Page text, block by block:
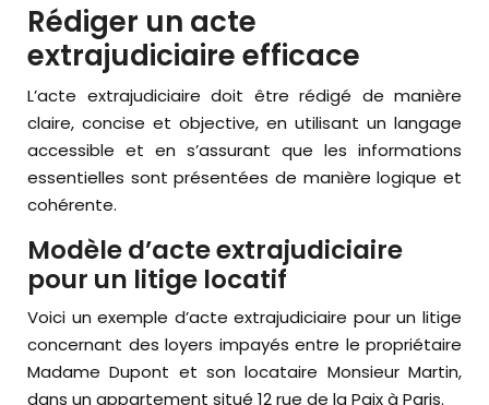
Rédiger un acte
extrajudiciaire efficace
L’acte extrajudiciaire doit être rédigé de manière
claire, concise et objective, en utilisant un langage
accessible et en s’assurant que les informations
essentielles sont présentées de manière logique et
cohérente.
Modèle d’acte extrajudiciaire
pour un litige locatif
Voici un exemple d’acte extrajudiciaire pour un litige
concernant des loyers impayés entre le propriétaire
Madame Dupont et son locataire Monsieur Martin,
dans un appartement situé 12 rue de la Paix à Paris.